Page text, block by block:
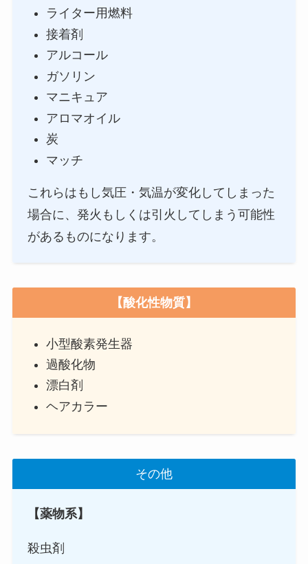
ライター用燃料
接着剤
アルコール
ガソリン
マニキュア
アロマオイル
炭
マッチ
これらはもし気圧・気温が変化してしまった
場合に、発火もしくは引火してしまう可能性
があるものになります。
【酸化性物質】
小型酸素発生器
過酸化物
漂白剤
ヘアカラー
その他
【薬物系】
殺虫剤